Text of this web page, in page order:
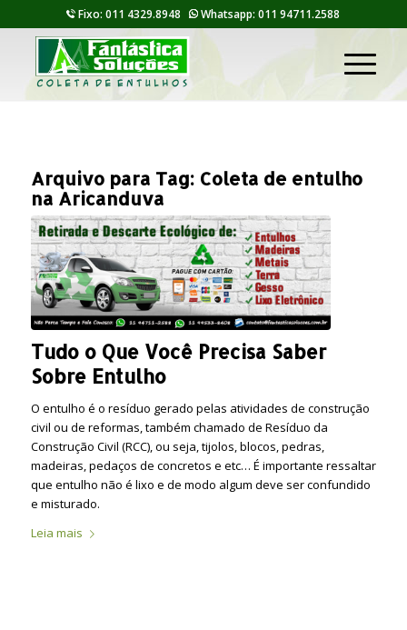
Fixo: 011 4329.8948 Whatsapp: 011 94711.2588
Arquivo para Tag: Coleta de entulho
na Aricanduva
Tudo o Que Você Precisa Saber
Sobre Entulho
O entulho é o resíduo gerado pelas atividades de construção
civil ou de reformas, também chamado de Resíduo da
Construção Civil (RCC), ou seja, tijolos, blocos, pedras,
madeiras, pedaços de concretos e etc… É importante ressaltar
que entulho não é lixo e de modo algum deve ser confundido
e misturado.
Leia mais